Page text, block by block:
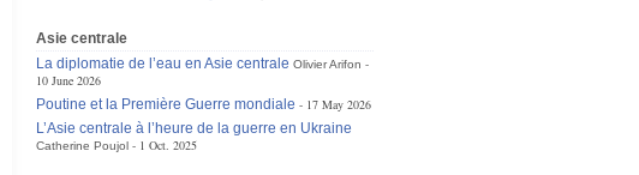
Asie centrale
La diplomatie de l’eau en Asie centrale Olivier Arifon
10 June 2026
Poutine et la Première Guerre mondiale
17 May 2026
L’Asie centrale à l’heure de la guerre en Ukraine
Catherine Poujol 1 Oct. 2025